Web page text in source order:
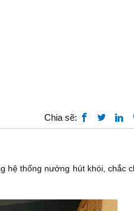
Chia sẽ:
hệ thống nướng hút khói, chắc